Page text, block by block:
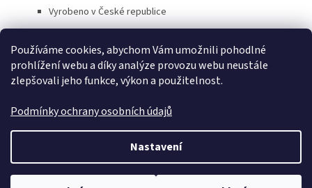
Používáme cookies, abychom Vám umožnili pohodlné
prohlížení webu a díky analýze provozu webu neustále
zlepšovali jeho funkce, výkon a použitelnost.
Podmínky ochrany osobních údajů
Nastavení
Vyrobeno v České republice
Copyright 2026SaSynShop.cz. Všechna práva vyhrazena.Upravit